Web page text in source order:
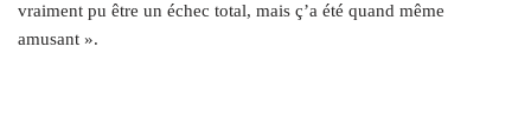
vraiment pu être un échec total, mais ç’a été quand même
amusant ».